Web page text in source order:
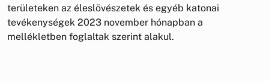
területeken az éleslövészetek és egyéb katonai
tevékenységek 2023 november hónapban a
mellékletben foglaltak szerint alakul.